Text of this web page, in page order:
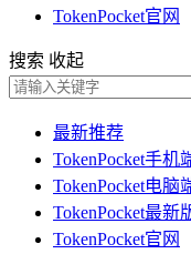
TokenPocket官网
搜索 收起
最新推荐
TokenPocket手机
TokenPocket电脑
TokenPocket最新
TokenPocket官网